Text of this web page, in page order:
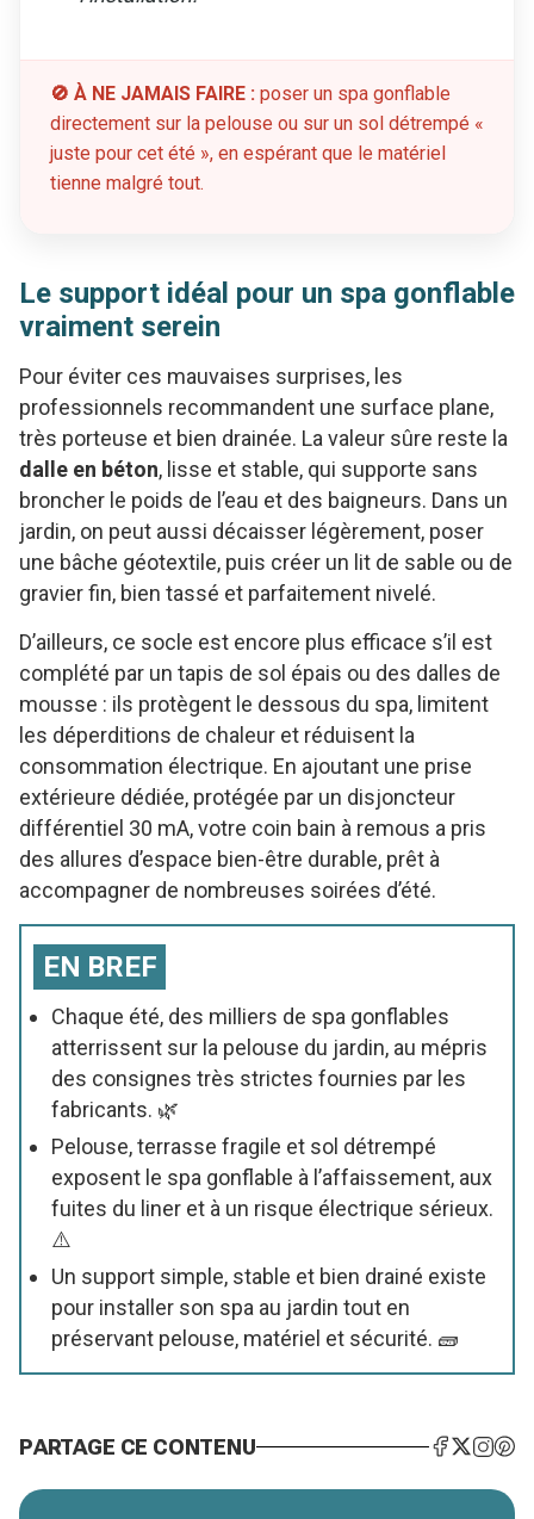
🚫 À NE JAMAIS FAIRE : poser un spa gonflable
directement sur la pelouse ou sur un sol détrempé «
juste pour cet été », en espérant que le matériel
tienne malgré tout.
Le support idéal pour un spa gonflable
vraiment serein
Pour éviter ces mauvaises surprises, les
professionnels recommandent une surface plane,
très porteuse et bien drainée. La valeur sûre reste la
dalle en béton, lisse et stable, qui supporte sans
broncher le poids de l’eau et des baigneurs. Dans un
jardin, on peut aussi décaisser légèrement, poser
une bâche géotextile, puis créer un lit de sable ou de
gravier fin, bien tassé et parfaitement nivelé.
D’ailleurs, ce socle est encore plus efficace s’il est
complété par un tapis de sol épais ou des dalles de
mousse : ils protègent le dessous du spa, limitent
les déperditions de chaleur et réduisent la
consommation électrique. En ajoutant une prise
extérieure dédiée, protégée par un disjoncteur
différentiel 30 mA, votre coin bain à remous a pris
des allures d’espace bien-être durable, prêt à
accompagner de nombreuses soirées d’été.
EN BREF
Chaque été, des milliers de spa gonflables
atterrissent sur la pelouse du jardin, au mépris
des consignes très strictes fournies par les
fabricants. 🌿
Pelouse, terrasse fragile et sol détrempé
exposent le spa gonflable à l’affaissement, aux
fuites du liner et à un risque électrique sérieux.
⚠️
Un support simple, stable et bien drainé existe
pour installer son spa au jardin tout en
préservant pelouse, matériel et sécurité. 🧱
PARTAGE CE CONTENU